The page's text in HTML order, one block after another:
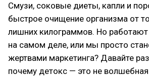
Смузи, соковые диеты, капли и
быстрое очищение организма от
лишних килограммов. Но
на самом деле, или мы просто
жертвами маркетинга? Давайте
почему детокс — это не